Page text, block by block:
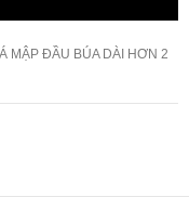
MẬP ĐẦU BÚA DÀI HƠN 2